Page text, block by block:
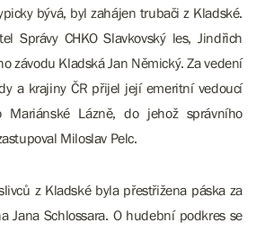
bývá, byl zahájen trubači z Kladské.
Správy CHKO Slavkovský les, Jindřich
závodu Kladská Jan Němický. Za vedení
a krajiny ČR přijel její emeritní vedoucí
Mariánské Lázně, do jehož správního
Miloslav Pelc.
z Kladské byla přestřižena páska za
Jana Schlossara. O hudební podkres se